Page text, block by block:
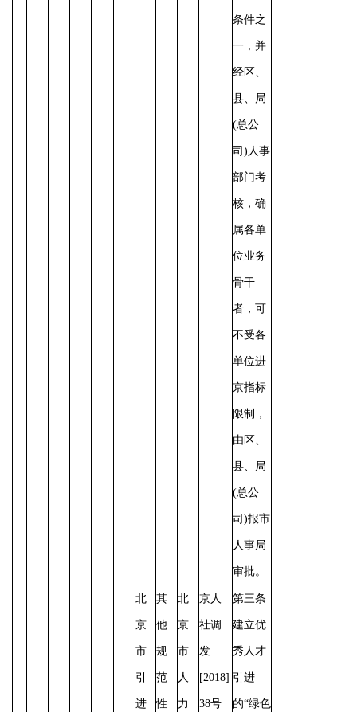
条件之
一，并
经区、
县、局
(总公
司)人事
部门考
核，确
属各单
位业务
骨干
者，可
不受各
单位进
京指标
限制，
由区、
县、局
(总公
司)报市
人事局
审批。
北
京
市
引
进
其
他
规
范
性
北
京
市
人
力
京人
社调
发
[2018]
38号
第三条
建立优
秀人才
引进
的“绿色